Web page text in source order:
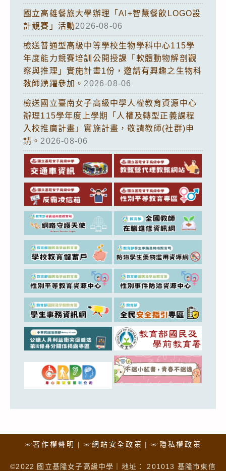
國立高雄餐旅大學辦理「AI+智慧餐飲LOGO設
計競賽」活動2026-08-06
檢送普通型高級中等學校生物學科中心115學
年度能力競賽培訓公開授課「軟體動物解剖觀
察與推理」實施計畫1份，邀請有興趣之生物科
教師踴躍參加。 2026-08-06
檢送國立臺南女子高級中學人權教育資源中心
辦理115學年度上學期「人權及轉型正義課程
入校推廣計畫」實施計畫，敬請教師(社群)申
請。 2026-08-06
☞著作權聲明 ☞網站安全政策 ☞隱私權政策
©2022 國立基隆女子高級中學｜地址： 201013 基隆市東信